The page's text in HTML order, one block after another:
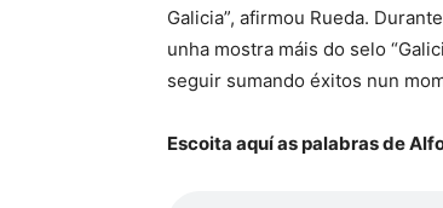
Galicia”, afirmou Rueda.
unha mostra máis do selo
seguir sumando éxitos nun
Escoita aquí as palabras de